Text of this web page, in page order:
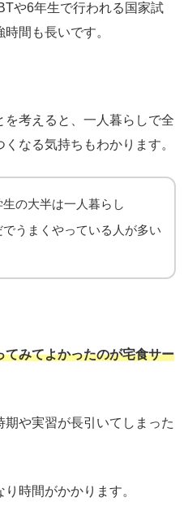
や6年生で行われる国家試
間も長いです。
考えると、一人暮らしで全
なる気持ちもわかります。
の大半は一人暮らし
うまくやっている人が多い
てみてよかったのが宅食サー
や実習が長引いてしまった
時間がかかります。